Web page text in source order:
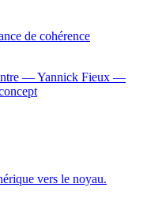
de cohérence
vers le noyau.